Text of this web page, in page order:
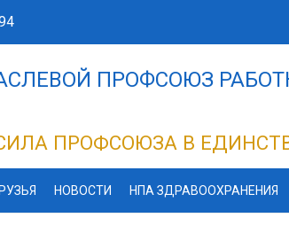
ПРОФСОЮЗ
ПРОФСОЮЗА В
НОВОСТИ НПА ЗДРАВООХРАНЕНИЯ